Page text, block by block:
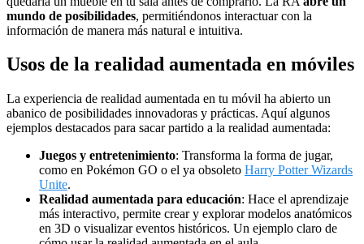
mundo de posibilidades, permitiéndonos interactuar con la
información de manera más natural e intuitiva.
Usos de la realidad aumentada en móviles
La experiencia de realidad aumentada en tu móvil ha abierto un
abanico de posibilidades innovadoras y prácticas. Aquí algunos
ejemplos destacados para sacar partido a la realidad aumentada:
Juegos y entretenimiento: Transforma la forma de jugar,
como en Pokémon GO o el ya obsoleto Harry Potter Wizards
Unite.
Realidad aumentada para educación: Hace el aprendizaje
más interactivo, permite crear y explorar modelos anatómicos
en 3D o visualizar eventos históricos. Un ejemplo claro de